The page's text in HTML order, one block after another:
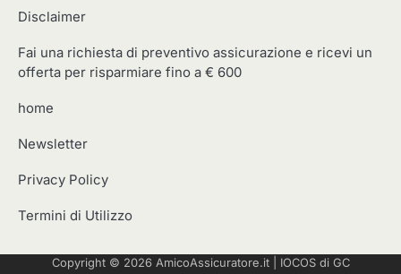
Disclaimer
Fai una richiesta di preventivo assicurazione e ricevi un
offerta per risparmiare fino a € 600
home
Newsletter
Privacy Policy
Termini di Utilizzo
Copyright © 2026 AmicoAssicuratore.it| IOCOSdi GC